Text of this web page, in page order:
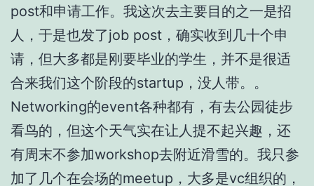
post和申请工作。我这次去主要目的之一是招
人，于是也发了job post，确实收到几十个申
请，但大多都是刚要毕业的学生，并不是很适
合来我们这个阶段的startup，没人带。。
Networking的event各种都有，有去公园徒步
看鸟的，但这个天气实在让人提不起兴趣，还
有周末不参加workshop去附近滑雪的。我只参
加了几个在会场的meetup，大多是vc组织的，